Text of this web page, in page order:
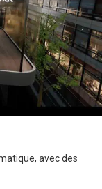
avec des